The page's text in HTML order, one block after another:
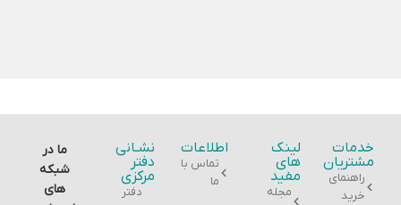
خدمات
مشتریان
راهنمای
خرید
لینک
های
مفید
مجله
اطلاعات
تماس با
ما
نشـانی
دفتر
مرکزی
دفتر
ما در
شبکه
های